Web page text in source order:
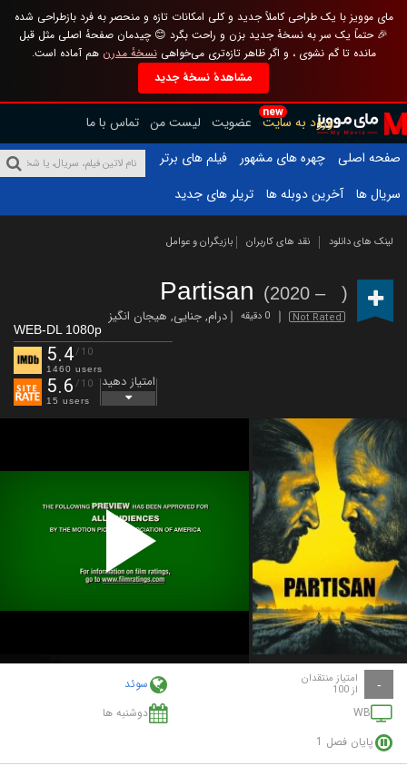
مای موویز با یک طراحی کاملاً جدید و کلی امکانات تازه و منحصر به فرد بازطراحی شده
🎉 حتماً یک سر به نسخهٔ جدید بزن و راحت بگرد 😊 چیدمان صفحهٔ اصلی مثل قبل
مانده تا گم نشوی ، و اگر ظاهر تازه‌تری می‌خواهینسخهٔ مدرن هم آماده است.
مشاهدهٔ نسخهٔ جدید
new
ورود به سایت عضویت لیست من تماس با ما
صفحه اصلی
چهره های مشهور
فیلم های برتر
سریال ها
آخرین دوبله ها تریلر های جدید
لینک های دانلود نقد های کاربران بازیگران و عوامل
Partisan (2020 – )
Not Rated 0 دقیقه درام,جنایی, هیجان انگیز
WEB-DL 1080p
5.4/10
1460 users
5.6 /10
15 users
امتیاز دهید
Play
Video
- امتیاز منتقدان
از 100
سوئد
WB
دوشنبه ها
پایان فصل 1